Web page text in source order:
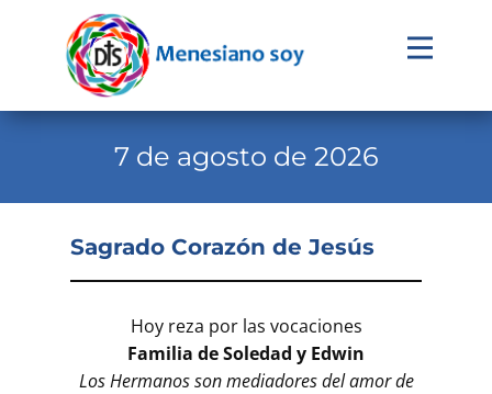
Evangelio
Institucional
Familia Menesiana
Pastoral Vocacional
7 de agosto de 2026
Sagrado Corazón de Jesús
Hoy reza por las vocaciones
Familia de Soledad y Edwin
Los Hermanos son mediadores del amor de